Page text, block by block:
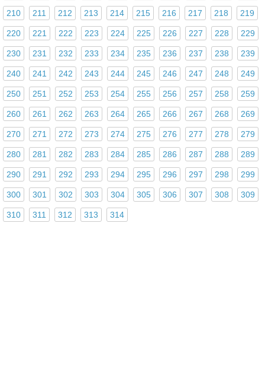
210 211 212 213 214 215 216 217 218 219
220 221 222 223 224 225 226 227 228 229
230 231 232 233 234 235 236 237 238 239
240 241 242 243 244 245 246 247 248 249
250 251 252 253 254 255 256 257 258 259
260 261 262 263 264 265 266 267 268 269
270 271 272 273 274 275 276 277 278 279
280 281 282 283 284 285 286 287 288 289
290 291 292 293 294 295 296 297 298 299
300 301 302 303 304 305 306 307 308 309
310 311 312 313 314